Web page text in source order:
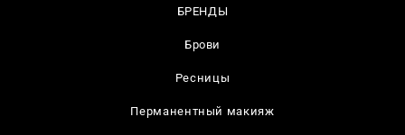
БРЕНДЫ
Брови
Ресницы
Перманентный макияж